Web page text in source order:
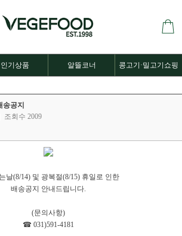
인기상품 알뜰코너 콩고기·밀고기쇼핑
공지
조회수 2009
날(8/14) 및 광복절(8/15) 휴일로 인한
배송공지 안내드립니다.
(문의사항)
☎ 031)591-4181